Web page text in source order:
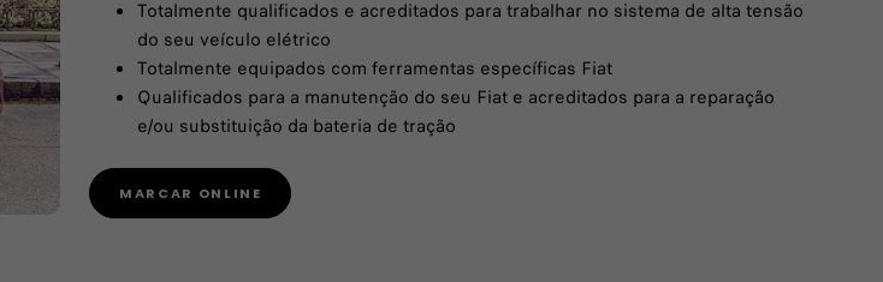
Totalmente qualificados e acreditados para trabalhar no sistema de alta tensão
do seu veículo elétrico
Totalmente equipados com ferramentas específicas Fiat
Qualificados para a manutenção do seu Fiat e acreditados para a reparação
e/ou substituição da bateria de tração
MARCAR ONLINE